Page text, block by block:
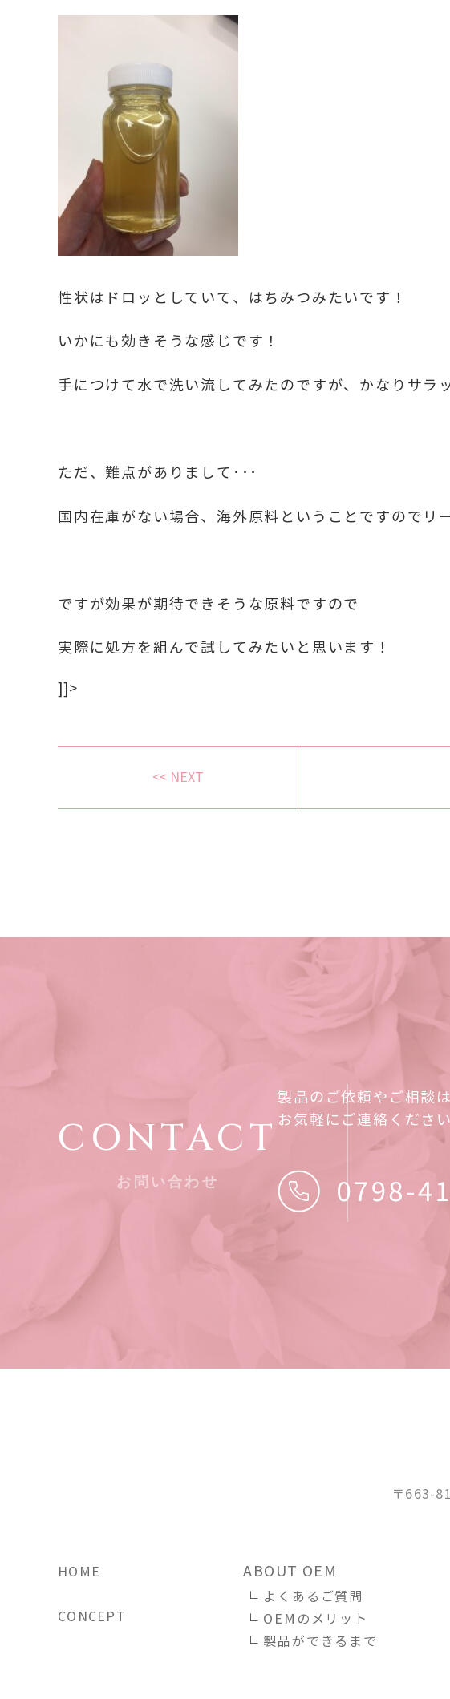
性状はドロッとしていて、はちみつみたいです！
いかにも効きそうな感じです！
手につけて水で洗い流してみたのですが、かなりサラ
ただ、難点がありまして･･･
国内在庫がない場合、海外原料ということですのでリ
ですが効果が期待できそうな原料ですので
実際に処方を組んで試してみたいと思います！
]]>
<< NEXT
CONTACT
お問い合わせ
製品のご依頼やご相談
お気軽にご連絡ください
〒663-
HOME
CONCEPT
ABOUT OEM
よくあるご質問
OEMのメリット
製品ができるまで